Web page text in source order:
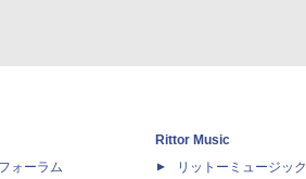
ォーラム
Rittor Music
リットーミュージック